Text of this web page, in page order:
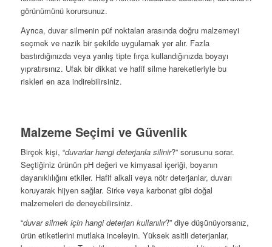
görünümünü korursunuz.
Ayrıca, duvar silmenin püf noktaları arasında doğru malzemeyi
seçmek ve nazik bir şekilde uygulamak yer alır. Fazla
bastırdığınızda veya yanlış tipte fırça kullandığınızda boyayı
yıpratırsınız. Ufak bir dikkat ve hafif silme hareketleriyle bu
riskleri en aza indirebilirsiniz.
Malzeme Seçimi ve Güvenlik
Birçok kişi, “duvarlar hangi deterjanla silinir?” sorusunu sorar.
Seçtiğiniz ürünün pH değeri ve kimyasal içeriği, boyanın
dayanıklılığını etkiler. Hafif alkali veya nötr deterjanlar, duvarı
koruyarak hijyen sağlar. Sirke veya karbonat gibi doğal
malzemeleri de deneyebilirsiniz.
“duvar silmek için hangi deterjan kullanılır?” diye düşünüyorsanız,
ürün etiketlerini mutlaka inceleyin. Yüksek asitli deterjanlar,